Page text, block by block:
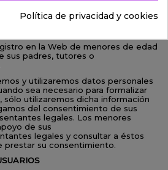
en la Web de menores de edad
sus padres, tutores o
y utilizaremos datos personales
sea necesario para formalizar
sólo utilizaremos dicha información
del consentimiento de sus
legales. Los menores
de sus
legales y consultar a éstos
prestar su consentimiento.
Política de privacidad y cookies